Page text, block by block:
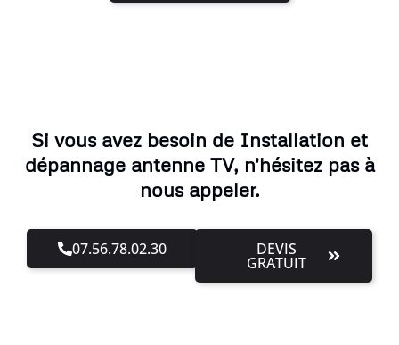
Si vous avez besoin de Installation et
dépannage antenne TV, n'hésitez pas à
nous appeler.
07.56.78.02.30 DEVIS
GRATUIT